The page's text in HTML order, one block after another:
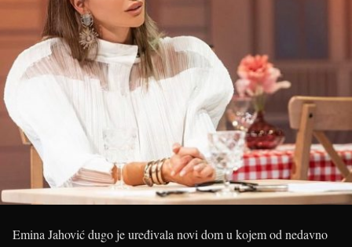
Emina Jahović dugo je uređivala novi dom u kojem od nedavno